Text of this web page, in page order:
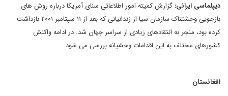
دیپلماسی ایرانی: گزارش کمیته امور اطلاعاتی سنای آمریکا درباره روش های
بازجویی وحشتناک سازمان سیا از زندانیانی که بعد از ۱۱ سپتامبر ۲۰۰۱ بازداشت
کرده بود، منجر به انتقادهای زیادی از سراسر جهان شد. در ادامه واکنش
کشورهای مختلف به این اقدامات وحشیانه بررسی می شود.
افغانستان